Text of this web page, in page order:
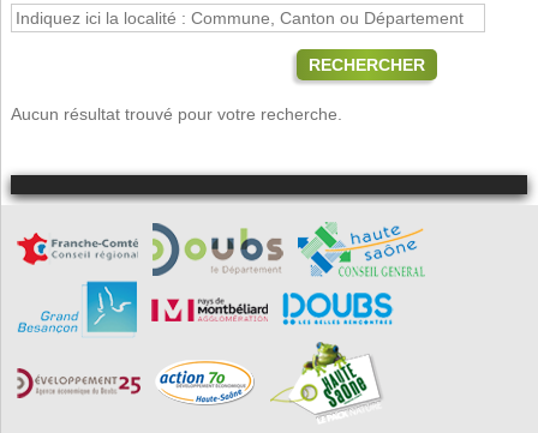
RECHERCHER
Aucun résultat trouvé pour votre recherche.